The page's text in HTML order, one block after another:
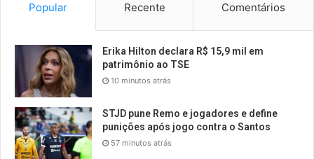
Popular Recente Comentários
Erika Hilton declara R$ 15,9 mil em
patrimônio ao TSE
10 minutos atrás
STJD pune Remo e jogadores e define
punições após jogo contra o Santos
57 minutos atrás